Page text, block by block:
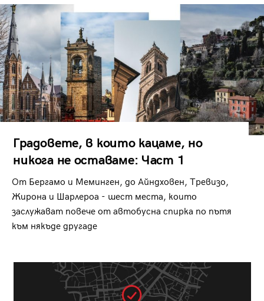
Градовете, в които кацаме, но
никога не оставаме: Част 1
От Бергамо и Меминген, до Айндховен, Тревизо,
Жирона и Шарлероа - шест места, които
заслужават повече от автобусна спирка по пътя
към някъде другаде